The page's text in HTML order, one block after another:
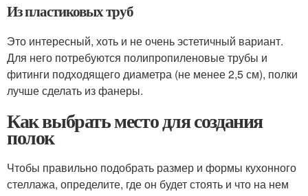
Из пластиковых труб
Это интересный, хоть и не очень эстетичный вариант.
Для него потребуются полипропиленовые трубы и
фитинги подходящего диаметра (не менее 2,5 см), полки
лучше сделать из фанеры.
Как выбрать место для создания
полок
Чтобы правильно подобрать размер и формы кухонного
стеллажа, определите, где он будет стоять и что на нем